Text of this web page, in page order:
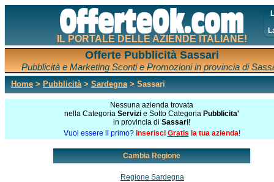
IL PORTALE DELLE AZIENDE ITALIANE!
Offerte Pubblicità Sassari
Pubblicità e Marketing Sconti e Promozioni in provincia di
Home > Pubblicità> Sardegna> Sassari
Nessuna azienda trovata
nella Categoria Servizi e Sotto Categoria Pubblicita'
in provincia di Sassari!
Vuoi essere il primo? Inserisci Gratis la tua azienda!
Cambia Regione
Regione Sardegna